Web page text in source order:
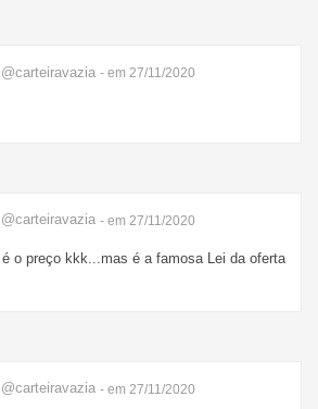
@carteiravazia - em 27/11/2020
@carteiravazia - em 27/11/2020
o preço kkk...mas é a famosa Lei da oferta
@carteiravazia - em 27/11/2020